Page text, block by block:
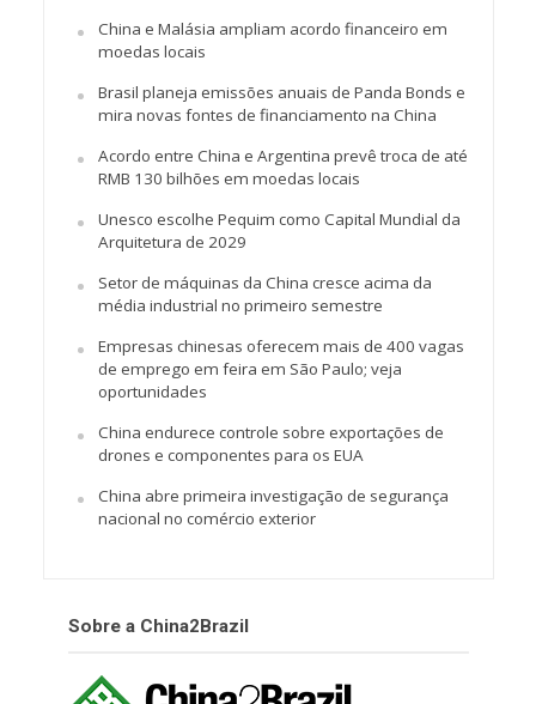
China e Malásia ampliam acordo financeiro em
moedas locais
Brasil planeja emissões anuais de Panda Bonds e
mira novas fontes de financiamento na China
Acordo entre China e Argentina prevê troca de até
RMB 130 bilhões em moedas locais
Unesco escolhe Pequim como Capital Mundial da
Arquitetura de 2029
Setor de máquinas da China cresce acima da
média industrial no primeiro semestre
Empresas chinesas oferecem mais de 400 vagas
de emprego em feira em São Paulo; veja
oportunidades
China endurece controle sobre exportações de
drones e componentes para os EUA
China abre primeira investigação de segurança
nacional no comércio exterior
Sobre a China2Brazil